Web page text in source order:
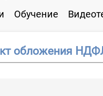
Обучение
обложения